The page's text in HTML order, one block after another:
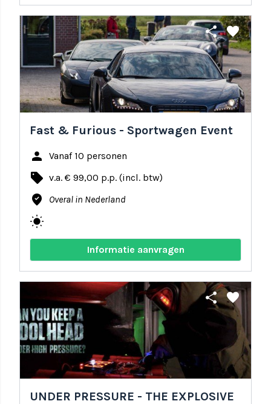
share favorite
Fast & Furious - Sportwagen Event
person Vanaf 10 personen
local_offer v.a. € 99,00 p.p. (incl. btw)
where_to_vote Overal in Nederland
wb_sunny
Informatie aanvragen
share favorite
UNDER PRESSURE - THE EXPLOSIVE